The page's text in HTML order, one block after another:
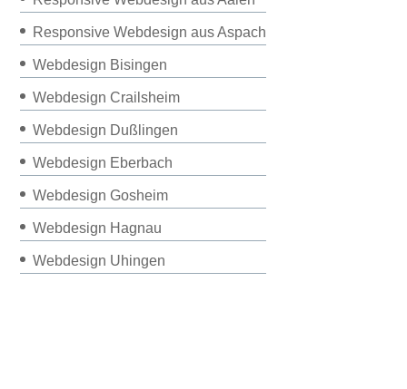
Responsive Webdesign aus Aspach
Webdesign Bisingen
Webdesign Crailsheim
Webdesign Dußlingen
Webdesign Eberbach
Webdesign Gosheim
Webdesign Hagnau
Webdesign Uhingen